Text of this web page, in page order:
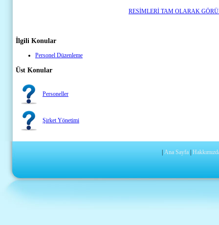
RESİMLERİ TAM OLARAK
İlgili Konular
Personel Düzenleme
Üst Konular
Personeller
Şirket Yönetimi
Ana Sayfa|